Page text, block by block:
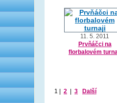
11. 5. 2011
Prvňáčci na
florbalovém
1 2 3 Další